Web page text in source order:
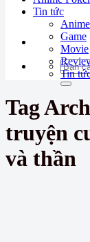
Tin tức
Anime
Game
Movie
Tin
Tag
truyện
và thần